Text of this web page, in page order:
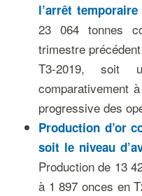
l’arrêt temporaire
23 064 tonnes
trimestre
T3-2019, soit
comparativement
progressive des
Productiond’or
soit le niveau d’
Production de 13
à 1 897 onces en